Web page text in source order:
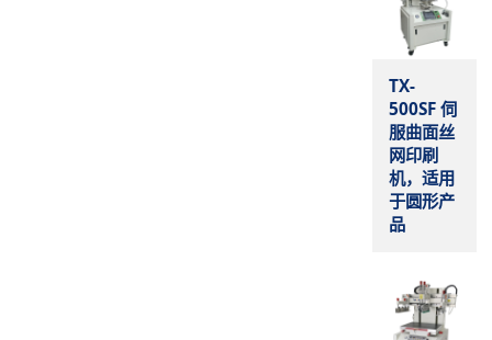
TX-
500SF 伺
服曲面丝
网印刷
机，适用
于圆形产
品